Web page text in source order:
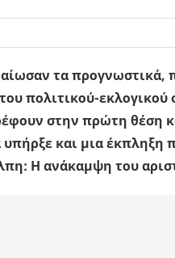
τα προγνωστικά,
πολιτικού-εκλογικού
στην πρώτη θέση
υπήρξε και μια
Η ανάκαμψη του